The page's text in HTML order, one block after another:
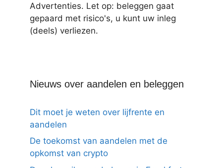
Advertenties. Let op: beleggen gaat
gepaard met risico's, u kunt uw inleg
(deels) verliezen.
Nieuws over aandelen en beleggen
Dit moet je weten over lijfrente en
aandelen
De toekomst van aandelen met de
opkomst van crypto